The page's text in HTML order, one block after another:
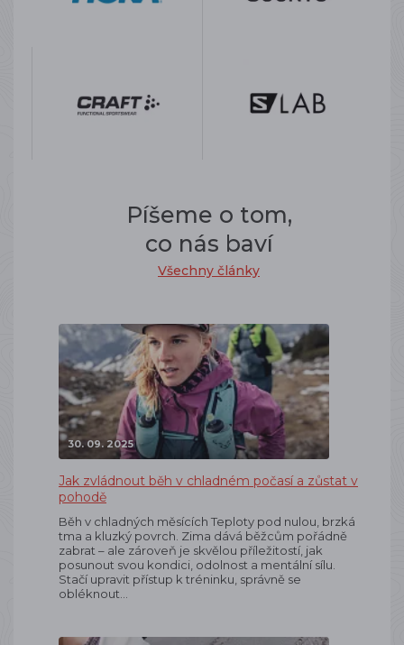
Píšeme o tom,
co nás baví
Všechny články
30. 09. 2025
Jak zvládnout běh v chladném počasí a zůstat v
pohodě
Běh v chladných měsících Teploty pod nulou, brzká
tma a kluzký povrch. Zima dává běžcům pořádně
zabrat – ale zároveň je skvělou příležitostí, jak
posunout svou kondici, odolnost a mentální sílu.
Stačí upravit přístup k tréninku, správně se
obléknout…